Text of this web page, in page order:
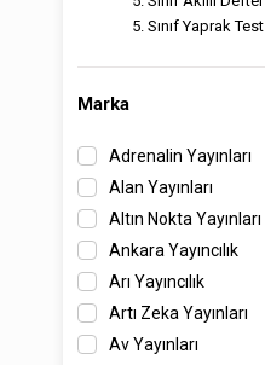
5. Sınıf Yaprak Test
Marka
Adrenalin Yayınları
Alan Yayınları
Altın Nokta Yayınları
Ankara Yayıncılık
Arı Yayıncılık
Artı Zeka Yayınları
Av Yayınları